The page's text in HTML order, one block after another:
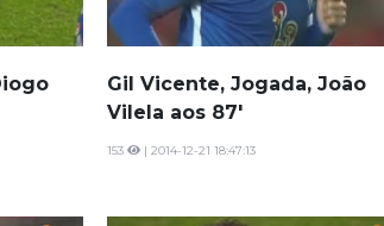
Gil Vicente, Jogada, João
Vilela aos 87'
153 | 2014-12-21 18:47:13